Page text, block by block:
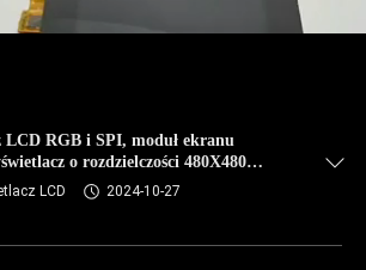
LCD RGB i SPI, moduł ekranu
o rozdzielczości 480X480
LCD
2024-10-27